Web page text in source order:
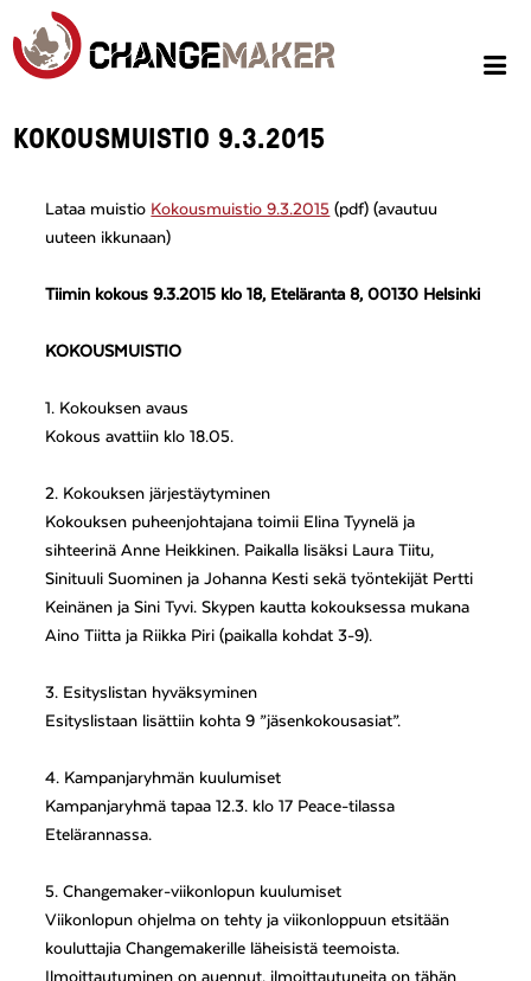
KOKOUSMUISTIO 9.3.2015
Lataa muistio Kokousmuistio 9.3.2015 (pdf) (avautuu
uuteen ikkunaan)
Tiimin kokous 9.3.2015 klo 18, Eteläranta 8, 00130 Helsinki
KOKOUSMUISTIO
1. Kokouksen avaus
Kokous avattiin klo 18.05.
2. Kokouksen järjestäytyminen
Kokouksen puheenjohtajana toimii Elina Tyynelä ja
sihteerinä Anne Heikkinen. Paikalla lisäksi Laura Tiitu,
Sinituuli Suominen ja Johanna Kesti sekä työntekijät Pertti
Keinänen ja Sini Tyvi. Skypen kautta kokouksessa mukana
Aino Tiitta ja Riikka Piri (paikalla kohdat 3-9).
3. Esityslistan hyväksyminen
Esityslistaan lisättiin kohta 9 ”jäsenkokousasiat”.
4. Kampanjaryhmän kuulumiset
Kampanjaryhmä tapaa 12.3. klo 17 Peace-tilassa
Etelärannassa.
5. Changemaker-viikonlopun kuulumiset
Viikonlopun ohjelma on tehty ja viikonloppuun etsitään
kouluttajia Changemakerille läheisistä teemoista.
Ilmoittautuminen on auennut, ilmoittautuneita on tähän